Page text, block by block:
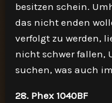
besitzen schein.
das nicht enden
verfolgt zu werden,
nicht schwer fallen,
suchen, was auch
28. Phex 1040BF